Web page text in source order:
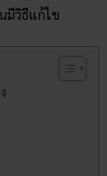
มีวิธีแก้ไข